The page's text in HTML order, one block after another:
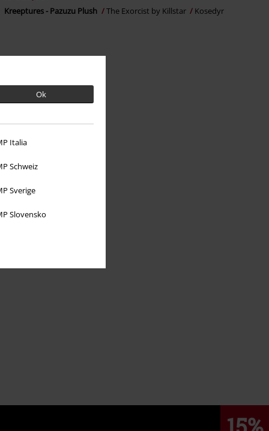
Ok
Italia
Schweiz
Sverige
Slovensko
Kreeptures - Pazuzu Plush The Exorcist by Killstar Kosedyr